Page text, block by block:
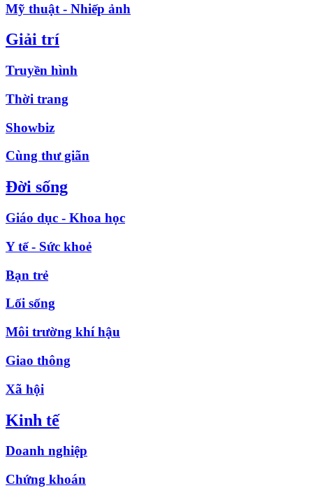
Mỹ thuật - Nhiếp ảnh
Giải trí
Truyền hình
Thời trang
Showbiz
Cùng thư giãn
Đời sống
Giáo dục - Khoa học
Y tế - Sức khoẻ
Bạn trẻ
Lối sống
Môi trường khí hậu
Giao thông
Xã hội
Kinh tế
Doanh nghiệp
Chứng khoán